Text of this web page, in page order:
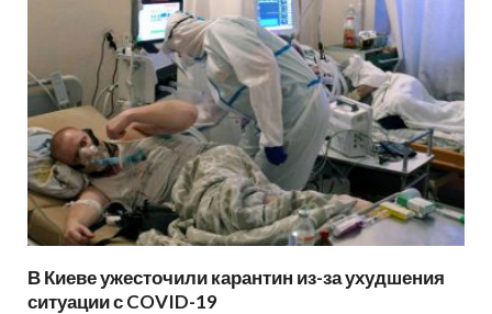
В Киеве ужесточили карантин из-за ухудшения
ситуации с COVID-19